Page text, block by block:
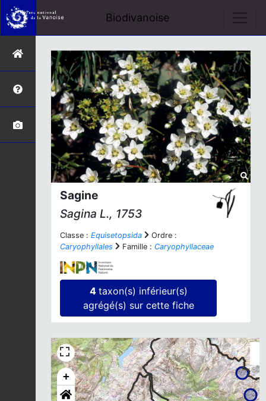
Biodivanoise
Sagine
Sagina L., 1753
Classe : Equisetopsida
Ordre :
Caryophyllales
Famille : Caryophyllaceae
4 taxon(s) inférieur(s)
agrégé(s) sur cette fiche
+